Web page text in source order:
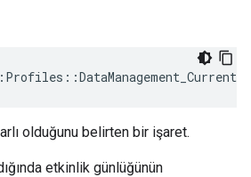
olduğunu belirten bir işaret.
etkinlik günlüğünün